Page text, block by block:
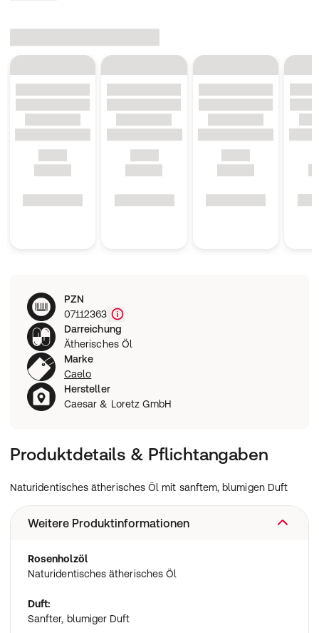
PZN
07112363
Darreichung
Ätherisches Öl
Marke
Caelo
Hersteller
Caesar & Loretz GmbH
Produktdetails & Pflichtangaben
Naturidentisches ätherisches Öl mit sanftem, blumigen Duft
Weitere Produktinformationen
Rosenholzöl
Naturidentisches ätherisches Öl
Duft:
Sanfter, blumiger Duft